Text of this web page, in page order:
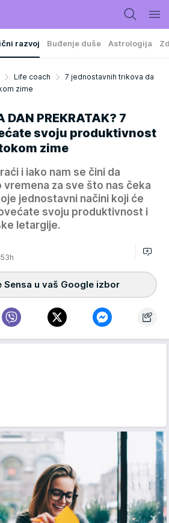
razvoj Buđenje duše Astrologija
Life coach
7 jednostavnih trikova da
zime
DAN PREKRATAK? 7
svoju produktivnost
zime
i iako nam se čini da
vremena za sve što nas čeka
jednostavni načini koji će
svoju produktivnost i
letargije.
Sensa u vaš Google izbor